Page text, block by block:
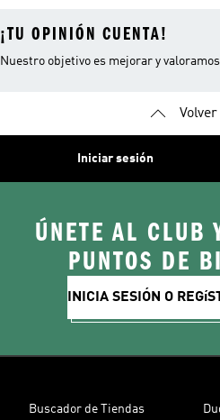
¡TU OPINIÓN CUENTA!
Nuestro objetivo es mejorar y
Iniciar sesión
ÚNETE AL CLUB
PUNTOS DE
INICIA SESIÓN O
Buscador de Tiendas